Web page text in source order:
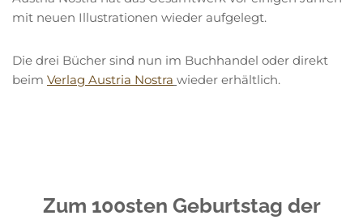
mit neuen Illustrationen wieder aufgelegt.
Die drei Bücher sind nun im Buchhandel oder direkt
beim Verlag Austria Nostra wieder erhältlich.
Zum 100sten Geburtstag der